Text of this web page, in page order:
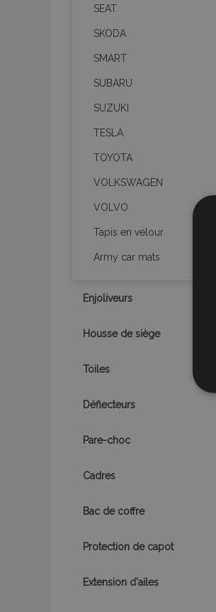
SEAT
SKODA
SMART
SUBARU
SUZUKI
TESLA
TOYOTA
VOLKSWAGEN
VOLVO
Tapis en velour
Army car mats
Enjoliveurs
Housse de siège
Toiles
Déflecteurs
Pare-choc
Cadres
Bac de coffre
Protection de capot
Extension d'ailes